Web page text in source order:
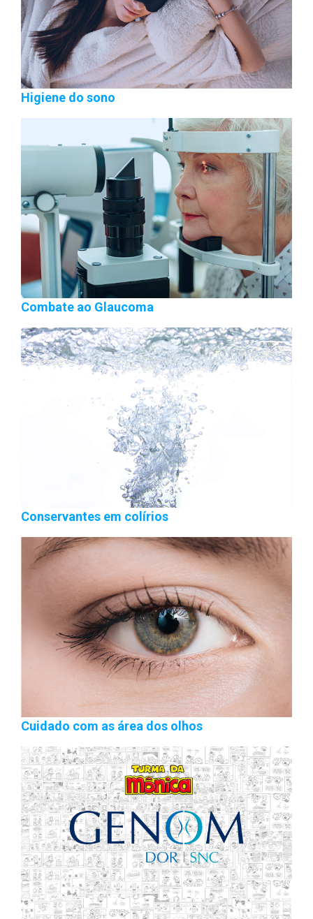
Higiene do sono
Combate ao Glaucoma
Conservantes em colírios
Cuidado com as área dos olhos